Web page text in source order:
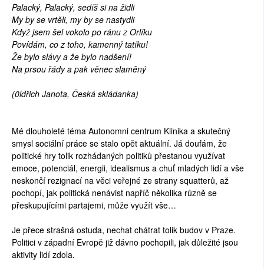
Palacký, Palacký, sedíš si na židli
My by se vrtěli, my by se nastydli
Když jsem šel vokolo po ránu z Orlíku
Povídám, co z toho, kamenný tatíku!
Že bylo slávy a že bylo nadšení!
Na prsou řády a pak věnec slaměný
(0ldřich Janota, Česká skládanka)
Mé dlouholeté téma Autonomni centrum Klinika a skutečný
smysl sociální práce se stalo opět aktuální. Já doufám, že
politické hry tolik rozhádaných politiků přestanou využívat
emoce, potenciál, energii, idealismus a chuť mladých lidí a vše
neskončí rezignací na věci veřejné ze strany squatterů, až
pochopí, jak politická nenávist napříč několika různě se
přeskupujícími partajemi, může využít vše…
Je přece strašná ostuda, nechat chátrat tolik budov v Praze.
Politici v západní Evropě již dávno pochopili, jak důležité jsou
aktivity lidí zdola.